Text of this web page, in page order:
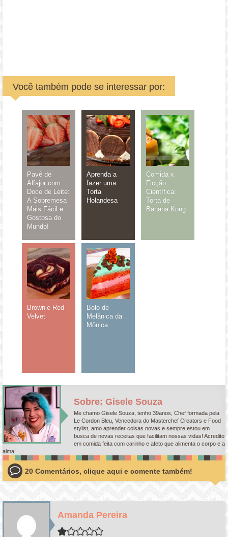
Você também pode se interessar por:
Pavê de
Alfajor com
Doce de Leite:
A Sobremesa
Mais Fácil e
Gostosa do
Mundo!
Aprenda a
fazer uma
Torta
Holandesa
Comida x
Ficção
Científica:
Torta de
Banana Kong
Brownie Red
Velvet
Bolo de
Melânica da
Mônica
Sobre: Gisele Souza
Me chamo Gisele Souza, tenho 39anos, Chef formada pela
Le Cordon Bleu, Vencedora do Masterchef Creators e Food
stylist, amo aprender coisas novas e sempre estou em
busca de novas receitas que facilitam nossas vidas! Acredito
em comida feita com carinho e afeto que alimenta o corpo e a
alma!
20 Comentários, clique aqui e comente também!
Amanda Pereira